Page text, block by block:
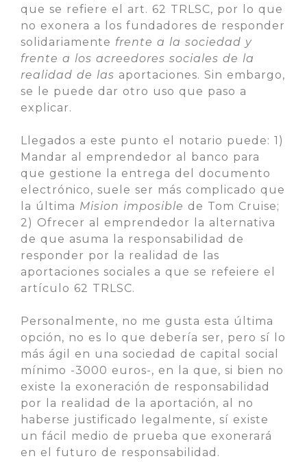
que se refiere el art. 62 TRLSC, por lo que
no exonera a los fundadores de responder
solidariamente frente a la sociedad y
frente a los acreedores sociales de la
realidad de las aportaciones. Sin embargo,
se le puede dar otro uso que paso a
explicar.
Llegados a este punto el notario puede: 1)
Mandar al emprendedor al banco para
que gestione la entrega del documento
electrónico, suele ser más complicado que
la última Mision imposible de Tom Cruise;
2) Ofrecer al emprendedor la alternativa
de que asuma la responsabilidad de
responder por la realidad de las
aportaciones sociales a que se refeiere el
artículo 62 TRLSC.
Personalmente, no me gusta esta última
opción, no es lo que debería ser, pero sí lo
más ágil en una sociedad de capital social
mínimo -3000 euros-, en la que, si bien no
existe la exoneración de responsabilidad
por la realidad de la aportación, al no
haberse justificado legalmente, sí existe
un fácil medio de prueba que exonerará
en el futuro de responsabilidad.